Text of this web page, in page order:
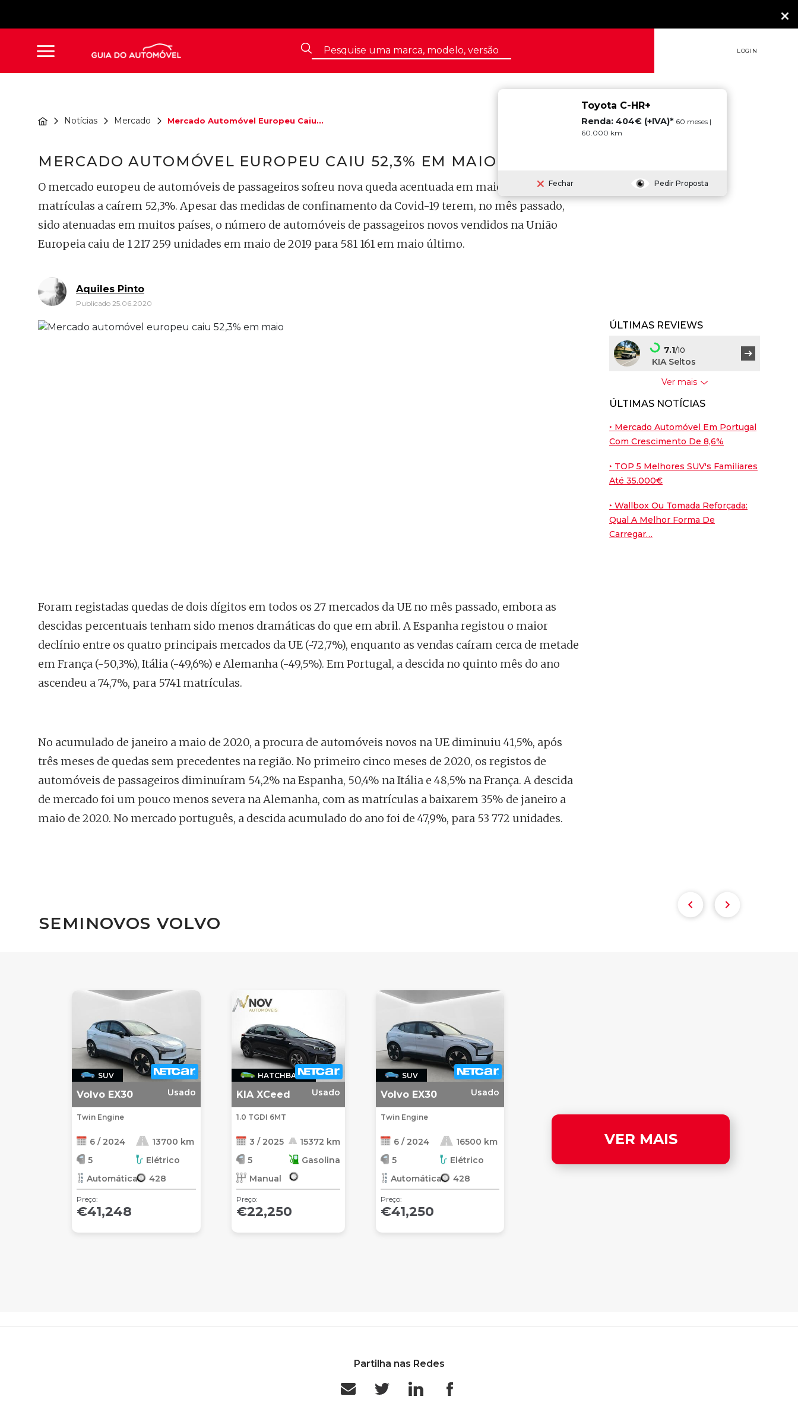
LOGIN
Notícias Mercado Mercado Automóvel Europeu Caiu...
MERCADO AUTOMÓVEL EUROPEU CAIU 52,3% EM MAIO
O mercado europeu de automóveis de passageiros sofreu nova queda acentuada em maio, com as
matrículas a caírem 52,3%. Apesar das medidas de confinamento da Covid-19 terem, no mês passado,
sido atenuadas em muitos países, o número de automóveis de passageiros novos vendidos na União
Europeia caiu de 1 217 259 unidades em maio de 2019 para 581 161 em maio último.
Aquiles Pinto
Publicado 25.06.2020
Foram registadas quedas de dois dígitos em todos os 27 mercados da UE no mês passado, embora as
descidas percentuais tenham sido menos dramáticas do que em abril. A Espanha registou o maior
declínio entre os quatro principais mercados da UE (-72,7%), enquanto as vendas caíram cerca de metade
em França (-50,3%), Itália (-49,6%) e Alemanha (-49,5%). Em Portugal, a descida no quinto mês do ano
ascendeu a 74,7%, para 5741 matrículas.
No acumulado de janeiro a maio de 2020, a procura de automóveis novos na UE diminuiu 41,5%, após
três meses de quedas sem precedentes na região. No primeiro cinco meses de 2020, os registos de
automóveis de passageiros diminuíram 54,2% na Espanha, 50,4% na Itália e 48,5% na França. A descida
de mercado foi um pouco menos severa na Alemanha, com as matrículas a baixarem 35% de janeiro a
maio de 2020. No mercado português, a descida acumulado do ano foi de 47,9%, para 53 772 unidades.
ÚLTIMAS REVIEWS
7.1/10
KIA Seltos
BYD Dolphin G
9/10
Porsche Cayenne
Ver mais
ÚLTIMAS NOTÍCIAS
‣ Mercado Automóvel Em Portugal
Com Crescimento De 8,6%
‣ TOP 5 Melhores SUV's Familiares
Até 35.000€
‣ Wallbox Ou Tomada Reforçada:
Qual A Melhor Forma De
Carregar…
SEMINOVOS VOLVO
SUV
Volvo EX30 Usado
Twin Engine
6 / 2024
5
Automática
13700 km
Elétrico
428
Preço:
€41,248
HATCHBACK
KIA XCeed Usado
1.0 TGDI 6MT
3 / 2025
5
Manual
15372 km
Gasolina
Preço:
€22,250
SUV
Volvo EX30 Usado
Twin Engine
6 / 2024
5
Automática
16500 km
Elétrico
428
Preço:
€41,250
VER MAIS
Partilha nas Redes
Toyota C-HR+
Renda: 404€ (+IVA)* 60 meses |
60.000 km
Fechar Pedir Proposta